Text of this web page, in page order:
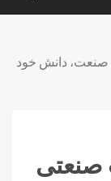
صنعت، دانش خود
صنعتی